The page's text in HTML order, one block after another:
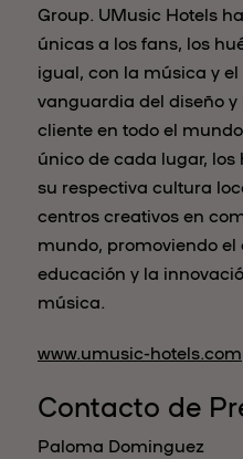
Group. UMusic Hotels
únicas a los fans, los
igual, con la música y
vanguardia del diseño
cliente en todo el
único de cada lugar,
su respectiva cultura
centros creativos en
mundo, promoviendo
educación y la
música.
www.umusic-hotels.com
Contacto de
Paloma Dominguez